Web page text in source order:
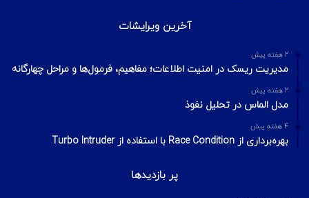
آخرین ویرایشات
2 هفته پیش
مدیریت ریسک در امنیت اطلاعات؛ مفاهیم، فرمول‌ها و مراحل چهارگانه
2 هفته پیش
مدل الماس در تحلیل نفوذ
4 هفته پیش
بهره‌برداری از Race Condition با استفاده از Turbo Intruder
پر بازدیدها